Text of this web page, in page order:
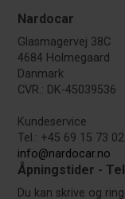
Nardocar
Glasmagervej 38C
4684 Holmegaard
Danmark
CVR.: DK-45039536
Kundeservice
Tel.: +45 69 15 73 02
info@nardocar.no
Åpningstider -
Du kan skrive og